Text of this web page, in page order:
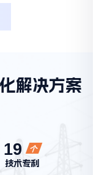
解决方案
19
个
技术专利